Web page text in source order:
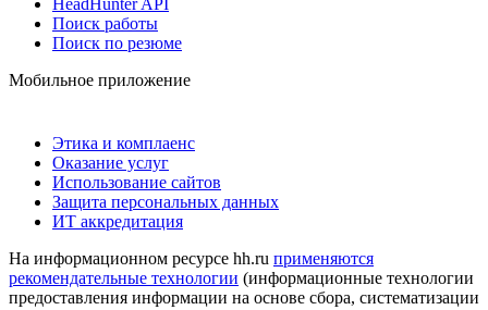
Поиск работы
Поиск по резюме
Мобильное приложение
Этика и комплаенс
Оказание услуг
Использование сайтов
Защита персональных данных
ИТ аккредитация
На информационном ресурсе hh.ru применяются
рекомендательные технологии (информационные технологии
предоставления информации на основе сбора, систематизации